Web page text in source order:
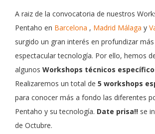
A raiz de la convocatoria de nuestros
Pentaho en Barcelona , Madrid Málaga y
surgido un gran interés en profundizar
espectacular tecnología. Por ello, hemos
algunos Workshops técnicos
Realizaremos un total de 5 workshops
para conocer más a fondo las diferentes
Pentaho y su tecnología. Date prisa!! se
de Octubre.